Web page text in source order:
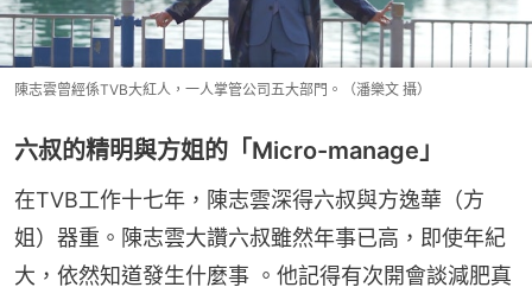
陳志雲曾經係TVB大紅人，一人掌管公司五大部門。（潘樂文 攝）
六叔的精明與方姐的「Micro-manage」
在TVB工作十七年，陳志雲深得六叔與方逸華（方
姐）器重。陳志雲大讚六叔雖然年事已高，即使年紀
大，依然知道發生什麼事 。他記得有次開會談減肥真